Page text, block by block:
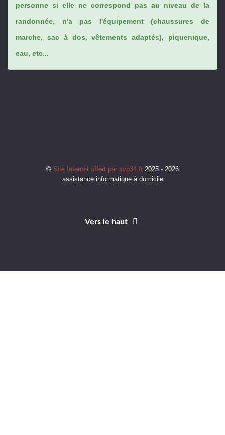
personne si elle ne correspond pas au niveau de la
randonnée, n'a pas l'équipement (chaussures de
marche, sac à dos, vêtements adaptés), piquenique,
eau, etc...
© Site Internet offert par svp34.fr 2025 - 2026
assistance informatique à domicile
Vers le haut